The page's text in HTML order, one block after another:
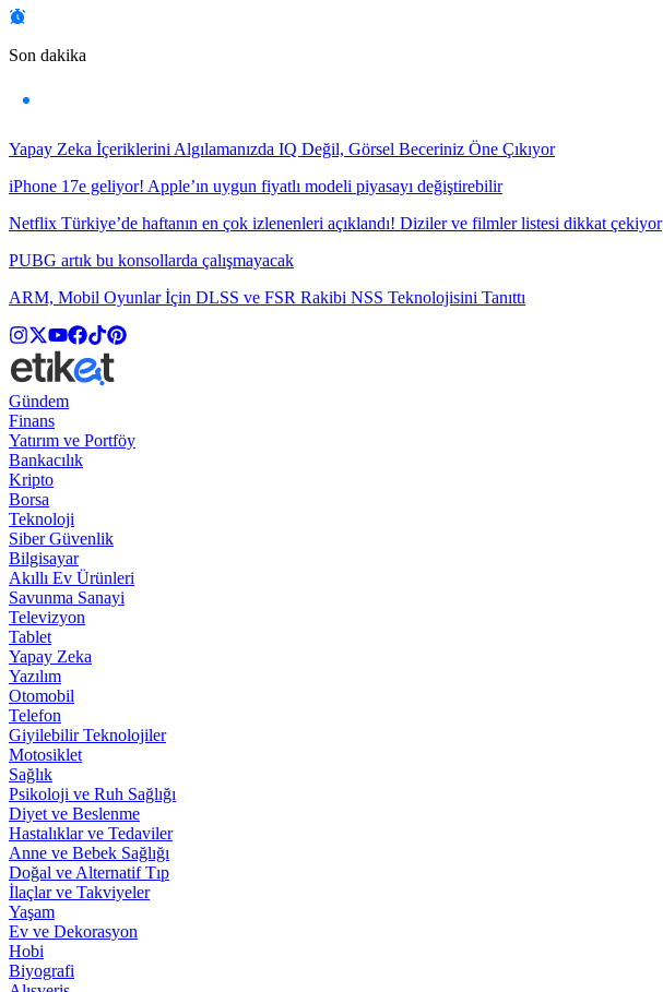
Son dakika
Yapay Zeka İçeriklerini Algılamanızda IQ Değil, Görsel Beceriniz Öne Çıkıyor
iPhone 17e geliyor! Apple’ın uygun fiyatlı modeli piyasayı değiştirebilir
Netflix Türkiye’de haftanın en çok izlenenleri açıklandı! Diziler ve filmler listesi dikkat çekiyor
PUBG artık bu konsollarda çalışmayacak
ARM, Mobil Oyunlar İçin DLSS ve FSR Rakibi NSS Teknolojisini Tanıttı
Gündem
Finans
Yatırım ve Portföy
Bankacılık
Kripto
Borsa
Teknoloji
Siber Güvenlik
Bilgisayar
Akıllı Ev Ürünleri
Savunma Sanayi
Televizyon
Tablet
Yapay Zeka
Yazılım
Otomobil
Telefon
Giyilebilir Teknolojiler
Motosiklet
Sağlık
Psikoloji ve Ruh Sağlığı
Diyet ve Beslenme
Hastalıklar ve Tedaviler
Anne ve Bebek Sağlığı
Doğal ve Alternatif Tıp
İlaçlar ve Takviyeler
Yaşam
Ev ve Dekorasyon
Hobi
Biyografi